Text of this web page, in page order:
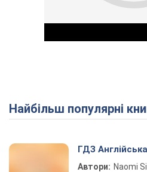
Найбільш популярні
ГДЗ
Автори: Naomi